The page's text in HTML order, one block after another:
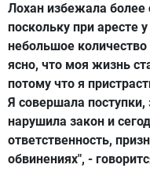
Лохан избежала более
поскольку при аресте
небольшое
ясно, что моя жизнь
потому что я
Я совершала
нарушила закон и
ответственность,
обвинениях", -